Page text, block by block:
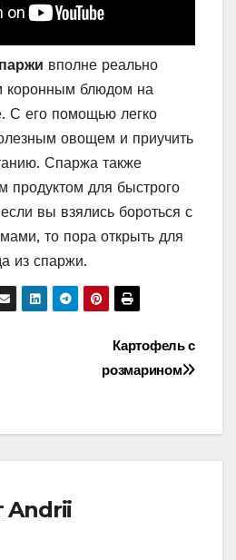
вполне реально
коронным блюдом на
С его помощью легко
овощем и приучить
Спаржа также
продуктом для быстрого
вы взялись бороться с
то пора открыть для
из спаржи.
Картофель с
розмарином
Andrii